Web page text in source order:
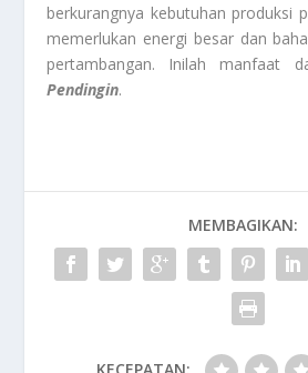
berkurangnya kebutuhan produksi
memerlukan energi besar dan
pertambangan. Inilah manfaat
Pendingin.
MEMBAGIKAN: